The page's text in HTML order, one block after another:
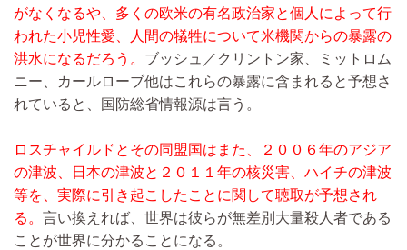
がなくなるや、多くの欧米の有名政治家と個人によって行
われた小児性愛、人間の犠牲について米機関からの暴露の
洪水になるだろう。 ブッシュ／クリントン家、ミットロム
ニー、カールローブ他はこれらの暴露に含まれると予想さ
れていると、国防総省情報源は言う。
ロスチャイルドとその同盟国はまた、２００６年のアジア
の津波、日本の津波と２０１１年の核災害、ハイチの津波
等を、実際に引き起こしたことに関して聴取が予想され
る。 言い換えれば、世界は彼らが無差別大量殺人者である
ことが世界に分かることになる。